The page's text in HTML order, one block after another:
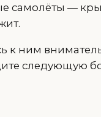
самолёты —
к ним
следующую